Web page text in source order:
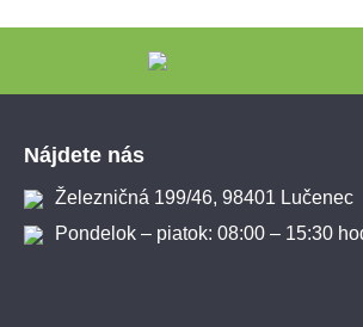
Nájdete nás
Železničná 199/46, 98401 Lučenec
Pondelok – piatok: 08:00 – 15:30